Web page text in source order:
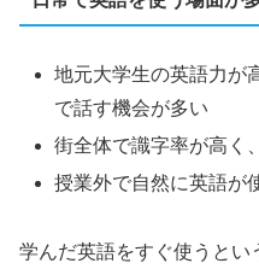
地元大学生の英語力が
で話す機会が多い
街全体で識字率が高く
授業外で自然に英語が
学んだ英語をすぐ使うとい